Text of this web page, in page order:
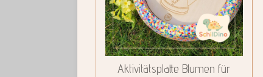
Aktivitätsplatte Blumen für